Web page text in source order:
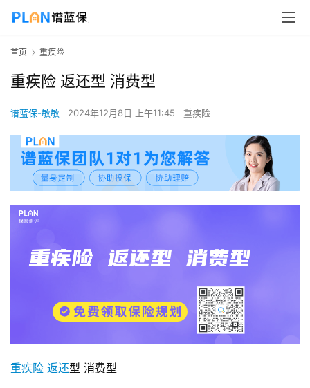
首页 重疾险
重疾险 返还型 消费型
谱蓝保-敏敏 2024年12月8日 上午11:45 重疾险
重疾险 返还型 消费型